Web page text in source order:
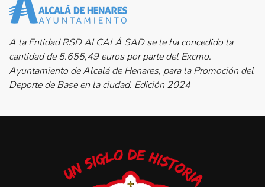
A la Entidad RSD ALCALÁ SAD se le ha concedido la
cantidad de 5.655,49 euros por parte del Excmo.
Ayuntamiento de Alcalá de Henares, para la Promoción del
Deporte de Base en la ciudad. Edición 2024